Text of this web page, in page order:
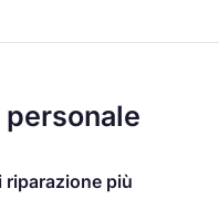
riparazione più